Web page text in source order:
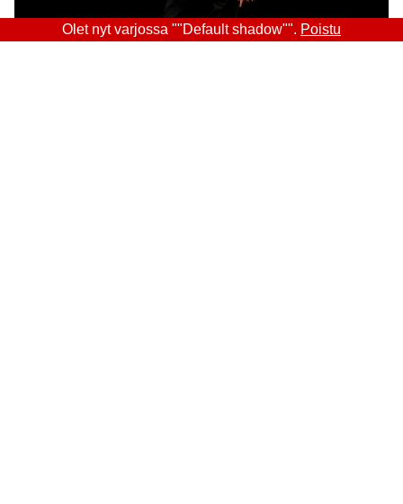
Olet nyt varjossa ""Default shadow"". Poistu